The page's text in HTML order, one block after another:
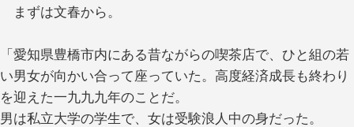
まずは文春から。
「愛知県豊橋市内にある昔ながらの喫茶店で、ひと組の若
い男女が向かい合って座っていた。高度経済成長も終わり
を迎えた一九九九年のことだ。
男は私立大学の学生で、女は受験浪人中の身だった。